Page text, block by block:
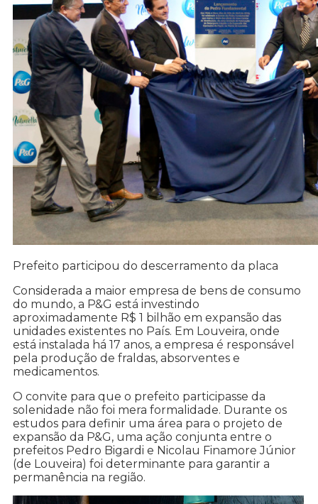
Prefeito participou do descerramento da placa
Considerada a maior empresa de bens de consumo
do mundo, a P&G está investindo
aproximadamente R$ 1 bilhão em expansão das
unidades existentes no País. Em Louveira, onde
está instalada há 17 anos, a empresa é responsável
pela produção de fraldas, absorventes e
medicamentos.
O convite para que o prefeito participasse da
solenidade não foi mera formalidade. Durante os
estudos para definir uma área para o projeto de
expansão da P&G, uma ação conjunta entre o
prefeitos Pedro Bigardi e Nicolau Finamore Júnior
(de Louveira) foi determinante para garantir a
permanência na região.